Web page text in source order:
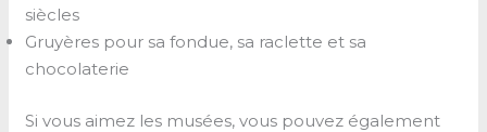
siècles
Gruyères pour sa fondue, sa raclette et sa
chocolaterie
Si vous aimez les musées, vous pouvez également